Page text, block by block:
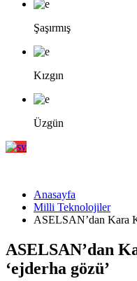
Şaşırmış
Kızgın
Üzgün
Anasayfa
Milli Teknolojiler
ASELSAN’dan Kara
ASELSAN’dan
‘ejderha gözü’